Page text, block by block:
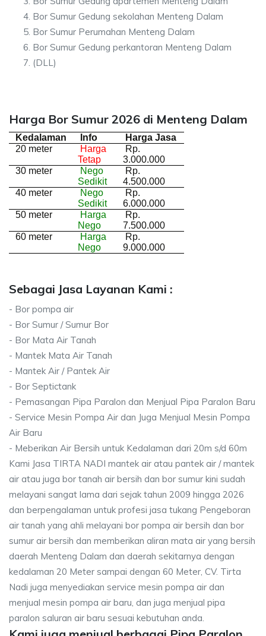
Bor Sumur Gedung sekolahan Menteng Dalam
Bor Sumur Perumahan Menteng Dalam
Bor Sumur Gedung perkantoran Menteng Dalam
(DLL)
Harga Bor Sumur 2026 di Menteng Dalam
Kedalaman Info
Harga Jasa
20 meter
Harga
Tetap
Rp.
3.000.000
30 meter
Nego
Sedikit
Rp.
4.500.000
40 meter
Nego
Sedikit
Rp.
6.000.000
50 meter
Harga
Nego
Rp.
7.500.000
60 meter
Harga
Nego
Rp.
9.000.000
Sebagai Jasa Layanan Kami :
- Bor pompa air
- Bor Sumur / Sumur Bor
- Bor Mata Air Tanah
- Mantek Mata Air Tanah
- Mantek Air / Pantek Air
- Bor Septictank
- Pemasangan Pipa Paralon dan Menjual Pipa Paralon Baru
- Service Mesin Pompa Air dan Juga Menjual Mesin Pompa
Air Baru
- Meberikan Air Bersih untuk Kedalaman dari 20m s/d 60m
Kami Jasa TIRTA NADI mantek air atau pantek air / mantek
air atau juga bor tanah air bersih dan bor sumur kini sudah
melayani sangat lama dari sejak tahun 2009 hingga 2026
dan berpengalaman untuk profesi jasa tukang Pengeboran
air tanah yang ahli melayani bor pompa air bersih dan bor
sumur air bersih dan memberikan aliran mata air yang bersih
daerah Menteng Dalam dan daerah sekitarnya dengan
kedalaman 20 Meter sampai dengan 60 Meter, CV. Tirta
Nadi juga menyediakan service mesin pompa air dan
menjual mesin pompa air baru, dan juga menjual pipa
paralon saluran air baru sesuai kebutuhan anda.